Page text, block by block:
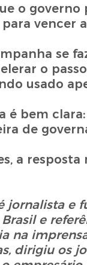
o
vencer
se
o
usado
é bem
de
a
jornalista e
e
na
dirigiu os